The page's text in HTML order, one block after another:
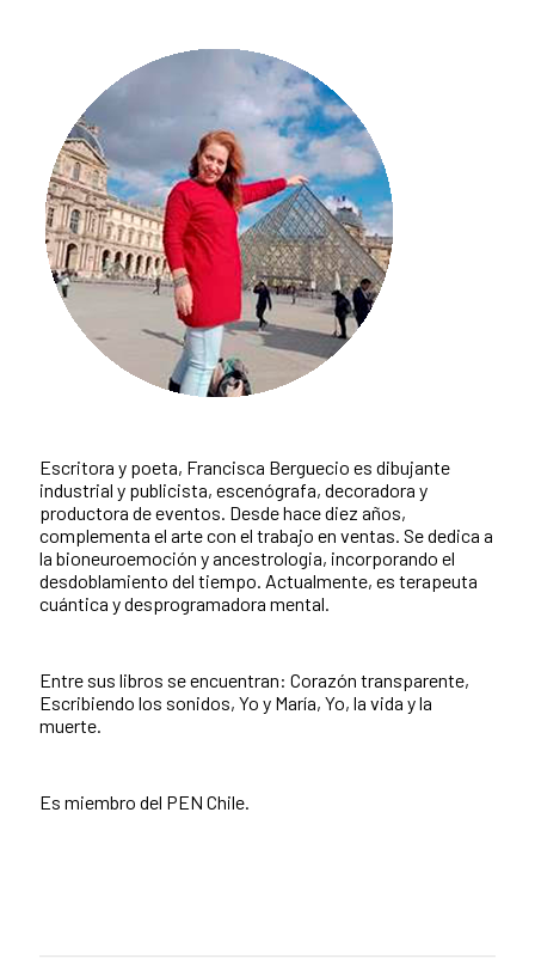
Escritora y poeta, Francisca Berguecio es dibujante
industrial y publicista, escenógrafa, decoradora y
productora de eventos. Desde hace diez años,
complementa el arte con el trabajo en ventas. Se dedica a
la bioneuroemoción y ancestrologia, incorporando el
desdoblamiento del tiempo. Actualmente, es terapeuta
cuántica y desprogramadora mental.
Entre sus libros se encuentran: Corazón transparente,
Escribiendo los sonidos, Yo y María, Yo, la vida y la
muerte.
Es miembro del PEN Chile.